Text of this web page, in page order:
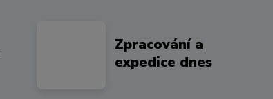
Zpracování a
expedice dnes